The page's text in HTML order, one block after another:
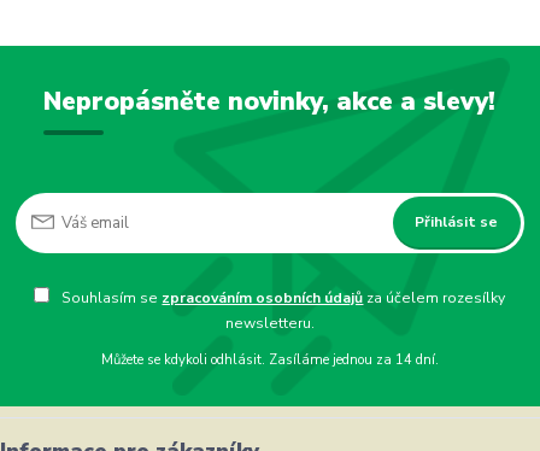
Nepropásněte novinky, akce a slevy!
Přihlásit se
Souhlasím se zpracováním osobních údajů za účelem rozesílky
newsletteru.
Můžete se kdykoli odhlásit. Zasíláme jednou za 14 dní.